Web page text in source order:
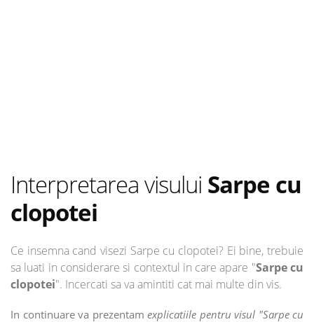
Interpretarea visului Sarpe cu
clopotei
Ce insemna cand visezi Sarpe cu clopotei? Ei bine, trebuie
sa luati in considerare si contextul in care apare "Sarpe cu
clopotei". Incercati sa va amintiti cat mai multe din vis.
In continuare va prezentam explicatiile pentru visul "Sarpe cu